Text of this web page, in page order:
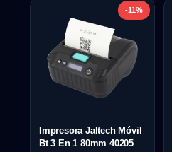
-11%
Impresora Jaltech Móvil
Bt 3 En 1 80mm 40205